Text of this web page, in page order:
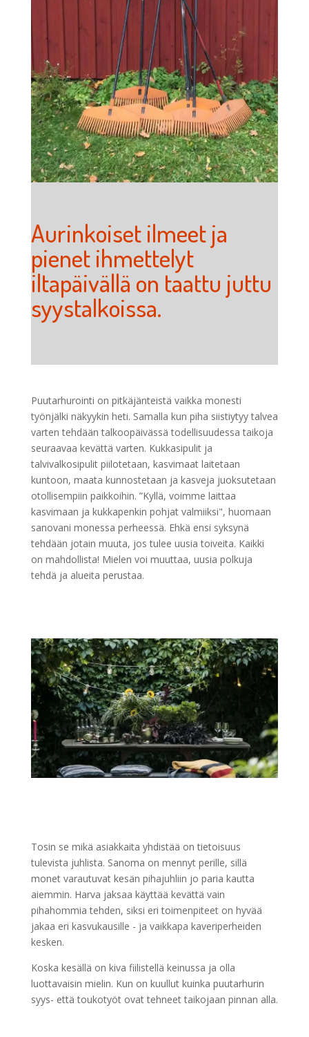
Aurinkoiset ilmeet ja
pienet ihmettelyt
iltapäivällä on taattu juttu
syystalkoissa.
Puutarhurointi on pitkäjänteistä vaikka monesti
työnjälki näkyykin heti. Samalla kun piha siistiytyy talvea
varten tehdään talkoopäivässä todellisuudessa taikoja
seuraavaa kevättä varten. Kukkasipulit ja
talvivalkosipulit piilotetaan, kasvimaat laitetaan
kuntoon, maata kunnostetaan ja kasveja juoksutetaan
otollisempiin paikkoihin. ”Kyllä, voimme laittaa
kasvimaan ja kukkapenkin pohjat valmiiksi", huomaan
sanovani monessa perheessä. Ehkä ensi syksynä
tehdään jotain muuta, jos tulee uusia toiveita. Kaikki
on mahdollista! Mielen voi muuttaa, uusia polkuja
tehdä ja alueita perustaa.
Tosin se mikä asiakkaita yhdistää on tietoisuus
tulevista juhlista. Sanoma on mennyt perille, sillä
monet varautuvat kesän pihajuhliin jo paria kautta
aiemmin. Harva jaksaa käyttää kevättä vain
pihahommia tehden, siksi eri toimenpiteet on hyvää
jakaa eri kasvukausille - ja vaikkapa kaveriperheiden
kesken.
Koska kesällä on kiva fiilistellä keinussa ja olla
luottavaisin mielin. Kun on kuullut kuinka puutarhurin
syys- että toukotyöt ovat tehneet taikojaan pinnan alla.